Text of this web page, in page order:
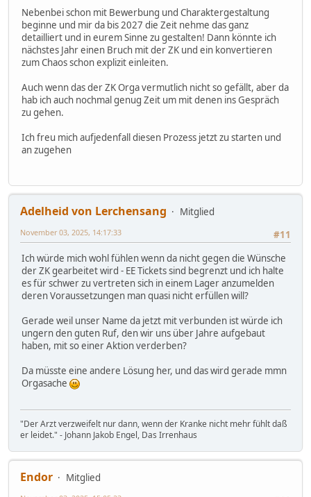
Nebenbei schon mit Bewerbung und Charaktergestaltung
beginne und mir da bis 2027 die Zeit nehme das ganz
detailliert und in eurem Sinne zu gestalten! Dann könnte ich
nächstes Jahr einen Bruch mit der ZK und ein konvertieren
zum Chaos schon explizit einleiten.
Auch wenn das der ZK Orga vermutlich nicht so gefällt, aber da
hab ich auch nochmal genug Zeit um mit denen ins Gespräch
zu gehen.
Ich freu mich aufjedenfall diesen Prozess jetzt zu starten und
an zugehen
Adelheid von Lerchensang
Mitglied
#11
November 03, 2025, 14:17:33
Ich würde mich wohl fühlen wenn da nicht gegen die Wünsche
der ZK gearbeitet wird - EE Tickets sind begrenzt und ich halte
es für schwer zu vertreten sich in einem Lager anzumelden
deren Voraussetzungen man quasi nicht erfüllen will?
Gerade weil unser Name da jetzt mit verbunden ist würde ich
ungern den guten Ruf, den wir uns über Jahre aufgebaut
haben, mit so einer Aktion verderben?
Da müsste eine andere Lösung her, und das wird gerade mmn
Orgasache
"Der Arzt verzweifelt nur dann, wenn der Kranke nicht mehr fühlt daß
er leidet." - Johann Jakob Engel, Das Irrenhaus
Endor
Mitglied